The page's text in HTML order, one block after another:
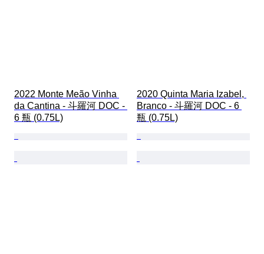
2022 Monte Meão Vinha
da Cantina - 斗羅河 DOC -
6 瓶 (0.75L)
2020 Quinta Maria Izabel,
Branco - 斗羅河 DOC - 6
瓶 (0.75L)